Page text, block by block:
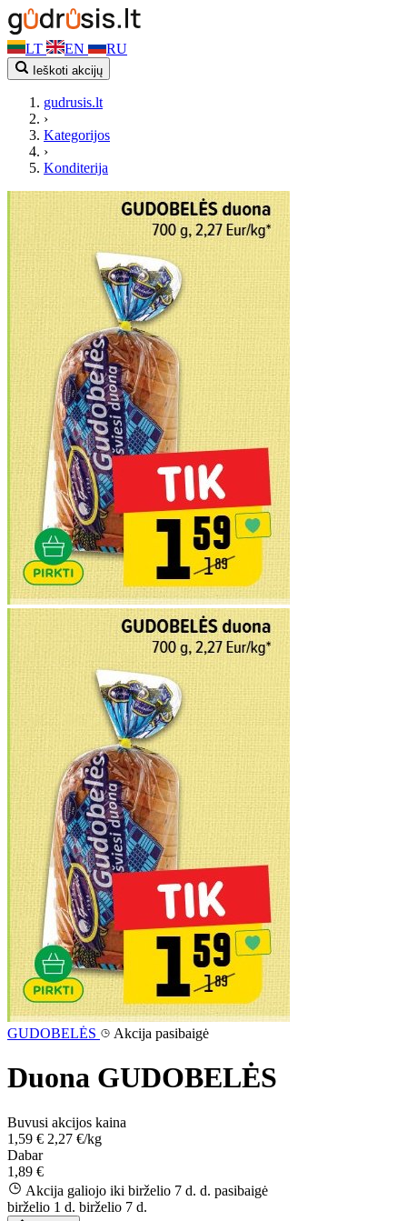
LT EN RU
Ieškoti akcijų
gudrusis.lt
›
Kategorijos
›
Konditerija
GUDOBELĖS Akcija pasibaigė
Duona GUDOBELĖS
Buvusi akcijos kaina
1,59 € 2,27 €/kg
Dabar
1,89 €
Akcija galiojo iki birželio 7 d. d. pasibaigė
birželio 1 d. birželio 7 d.